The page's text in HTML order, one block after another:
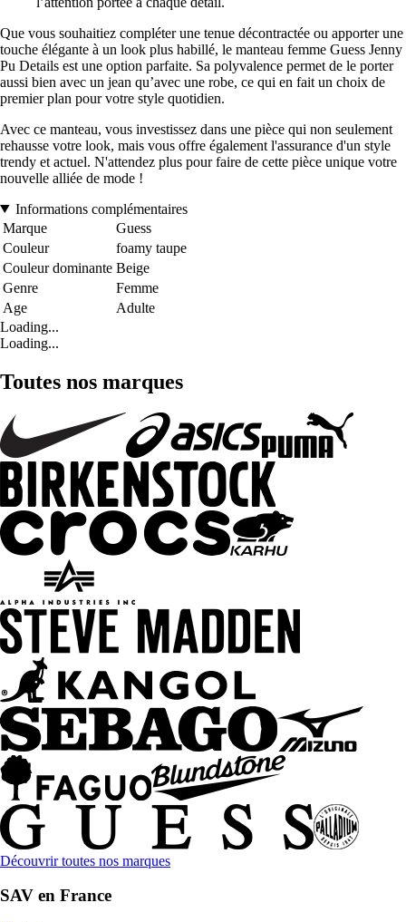
Que vous souhaitiez compléter une tenue décontractée ou apporter une
touche élégante à un look plus habillé, le manteau femme Guess Jenny
Pu Details est une option parfaite. Sa polyvalence permet de le porter
aussi bien avec un jean qu’avec une robe, ce qui en fait un choix de
premier plan pour votre style quotidien.
Avec ce manteau, vous investissez dans une pièce qui non seulement
rehausse votre look, mais vous offre également l'assurance d'un style
trendy et actuel. N'attendez plus pour faire de cette pièce unique votre
nouvelle alliée de mode !
Informations complémentaires
Marque
Guess
Couleur
foamy taupe
Couleur dominante Beige
Genre
Femme
Age
Adulte
Loading...
Loading...
Toutes nos marques
Découvrir toutes nos marques
SAV en France